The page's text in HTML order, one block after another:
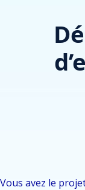
Vous avez le